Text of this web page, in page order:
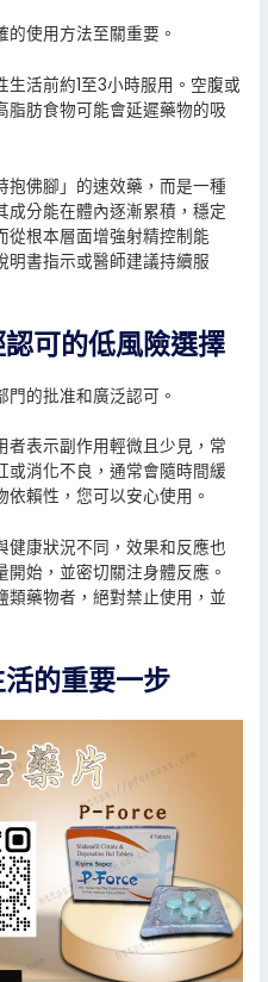
使用方法至關重要。
活前約1至3小時服用。空腹或
脂肪食物可能會延遲藥物的吸
抱佛腳」的速效藥，而是一種
成分能在體內逐漸累積，穩定
從根本層面增強射精控制能
明書指示或醫師建議持續服
可的低風險選擇
門的批准和廣泛認可。
者表示副作用輕微且少見，常
或消化不良，通常會隨時間緩
賴性，您可以安心使用。
健康狀況不同，效果和反應也
始，並密切關注身體反應。
類藥物者，絕對禁止使用，並
的重要一步